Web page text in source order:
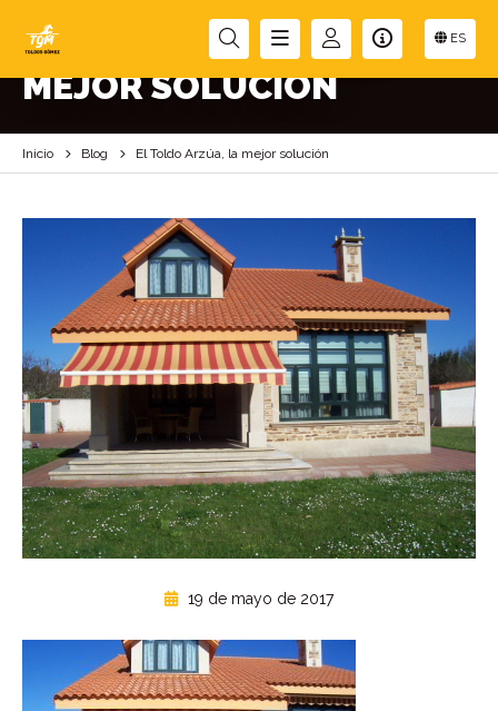
ES
EL TOLDO ARZÚA, LA
MEJOR SOLUCIÓN
Inicio Blog El Toldo Arzúa, la mejor solución
19 de mayo de 2017